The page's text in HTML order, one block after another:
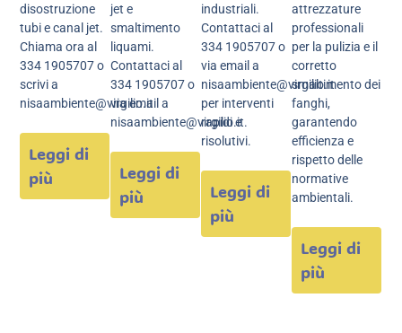
disostruzione
tubi e canal jet.
Chiama ora al
334 1905707 o
scrivi a
nisaambiente@virgilio.it
Leggi di
più
jet e
smaltimento
liquami.
Contattaci al
334 1905707 o
via email a
nisaambiente@virgilio.it.
Leggi di
più
industriali.
Contattaci al
334 1905707 o
via email a
nisaambiente@virgilio.it
per interventi
rapidi e
risolutivi.
Leggi di
più
attrezzature
professionali
per la pulizia e il
corretto
smaltimento dei
fanghi,
garantendo
efficienza e
rispetto delle
normative
ambientali.
Leggi di
più